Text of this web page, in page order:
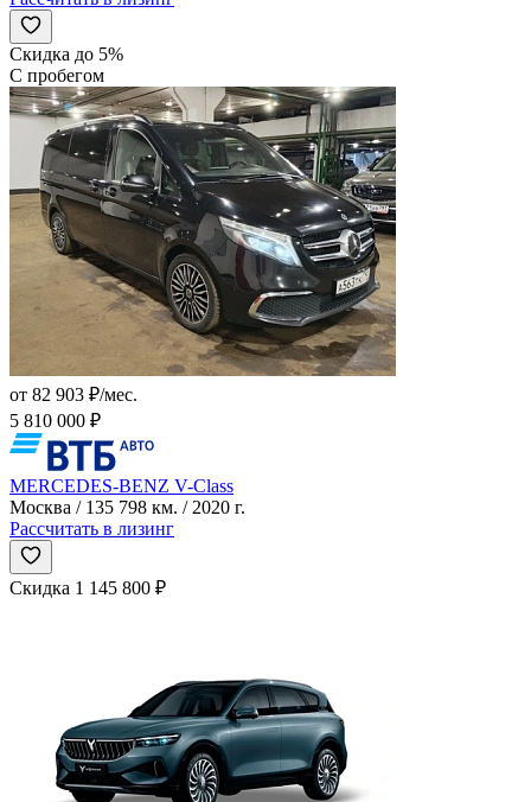
Скидка до 5%
С пробегом
от 82 903 ₽/мес.
5 810 000 ₽
MERCEDES-BENZ V-Class
Москва / 135 798 км. / 2020 г.
Рассчитать в лизинг
Скидка 1 145 800 ₽